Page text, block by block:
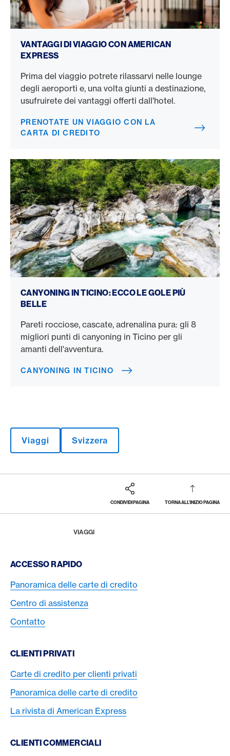
VANTAGGI DI VIAGGIO CON AMERICAN
EXPRESS
Prima del viaggio potrete rilassarvi nelle lounge
degli aeroporti e, una volta giunti a destinazione,
usufruirete dei vantaggi offerti dall'hotel.
PRENOTATE UN VIAGGIO CON LA
CARTA DI CREDITO
CANYONING IN TICINO: ECCO LE GOLE PIÙ
BELLE
Pareti rocciose, cascate, adrenalina pura: gli 8
migliori punti di canyoning in Ticino per gli
amanti dell'avventura.
CANYONING IN TICINO
Viaggi Svizzera
CONDIVIDI PAGINA TORNA ALL'INIZIO PAGINA
Footer
VIAGGI
Footer Navigation
ACCESSO RAPIDO
Panoramica delle carte di credito
Centro di assistenza
Contatto
CLIENTI PRIVATI
Carte di credito per clienti privati
Panoramica delle carte di credito
La rivista di American Express
CLIENTI COMMERCIALI